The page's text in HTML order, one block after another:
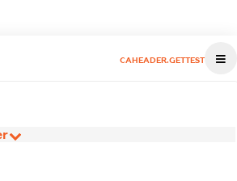
CAHEADER.GETTEST